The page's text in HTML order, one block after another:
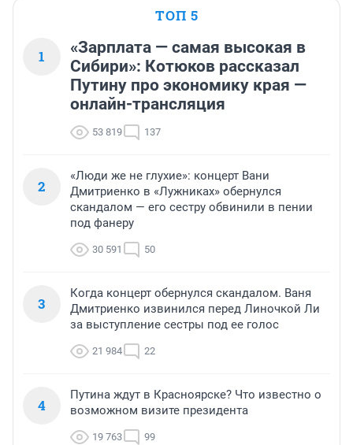
ТОП 5
1
«Зарплата — самая высокая в
Сибири»: Котюков рассказал
Путину про экономику края —
онлайн-трансляция
53 819 137
2
«Люди же не глухие»: концерт Вани
Дмитриенко в «Лужниках» обернулся
скандалом — его сестру обвинили в пении
под фанеру
30 591 50
3
Когда концерт обернулся скандалом. Ваня
Дмитриенко извинился перед Линочкой Ли
за выступление сестры под ее голос
21 984 22
4
Путина ждут в Красноярске? Что известно о
возможном визите президента
19 763 99